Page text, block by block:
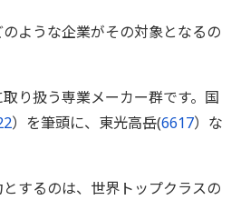
ような企業がその対象となるの
り扱う専業メーカー群です。国
）を筆頭に、東光高岳(6617）な
するのは、世界トップクラスの